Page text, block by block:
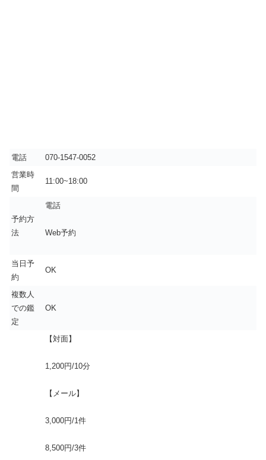
電話
070-1547-0052
営業時
間
11:00~18:00
予約方
法
電話
Web予約
当日予
約
OK
複数人
での鑑
定
OK
【対面】
1,200円/10分
【メール】
3,000円/1件
8,500円/3件